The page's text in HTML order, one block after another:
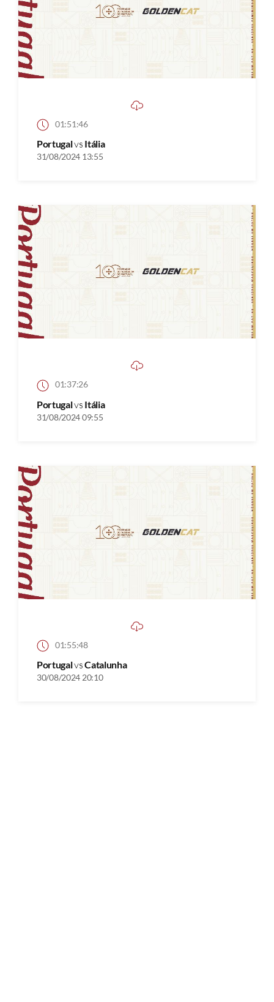
01:51:46
Portugalvs Itália
31/08/2024 13:55
01:37:26
Portugalvs Itália
31/08/2024 09:55
01:55:48
PortugalvsCatalunha
30/08/2024 20:10